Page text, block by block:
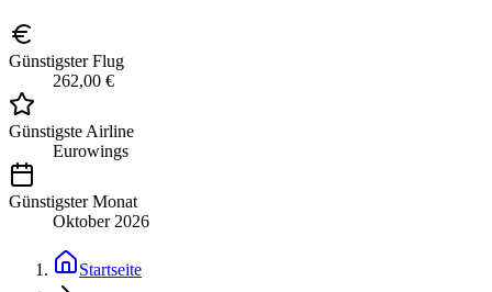
Günstigster Flug
262,00 €
Günstigste Airline
Eurowings
Günstigster Monat
Oktober 2026
Startseite